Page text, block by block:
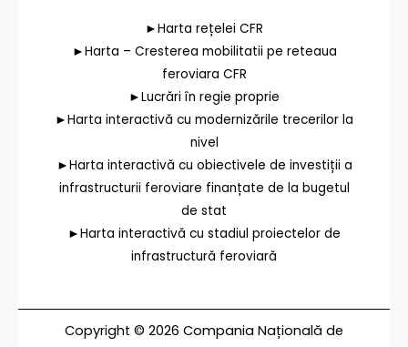
►Harta rețelei CFR
►Harta – Cresterea mobilitatii pe reteaua
feroviara CFR
►Lucrări în regie proprie
►Harta interactivă cu modernizările trecerilor la
nivel
►Harta interactivă cu obiectivele de investiții a
infrastructurii feroviare finanțate de la bugetul
de stat
►Harta interactivă cu stadiul proiectelor de
infrastructură feroviară
Copyright © 2026 Compania Națională de